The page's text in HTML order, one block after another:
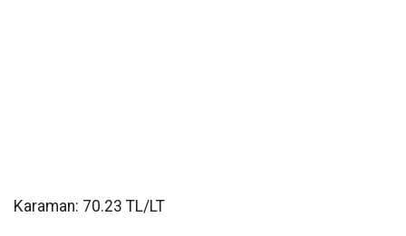
Karaman: 70.23 TL/LT